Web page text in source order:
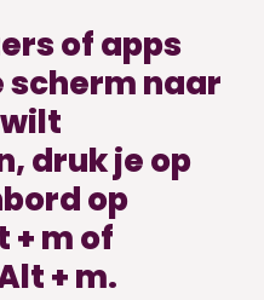
of apps
scherm naar
druk je op
op
+ m of
+ m.